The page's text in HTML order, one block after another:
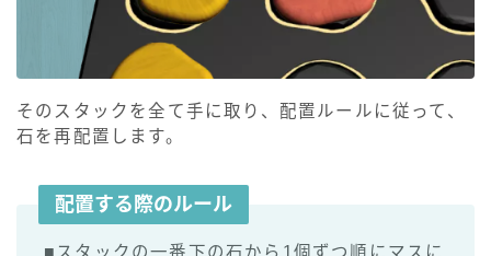
そのスタックを全て手に取り、配置ルールに従って、
石を再配置します。
配置する際のルール
■スタックの一番下の石から1個ずつ順にマスに